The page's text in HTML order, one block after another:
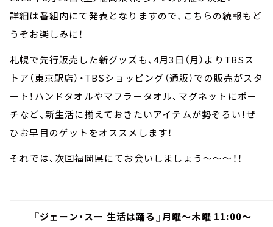
詳細は番組内にて発表となりますので、こちらの続報もど
うぞお楽しみに！
札幌で先行販売した新グッズも、4月3日（月）よりTBSス
トア（東京駅店）・TBSショッピング（通販）での販売がスタ
ート！ハンドタオルやマフラータオル、マグネットにポー
チなど、新生活に揃えておきたいアイテムが勢ぞろい！ぜ
ひお早目のゲットをオススメします！
それでは、次回福岡県にてお会いしましょう～～～！！
『ジェーン・スー 生活は踊る』月曜～木曜 11:00～